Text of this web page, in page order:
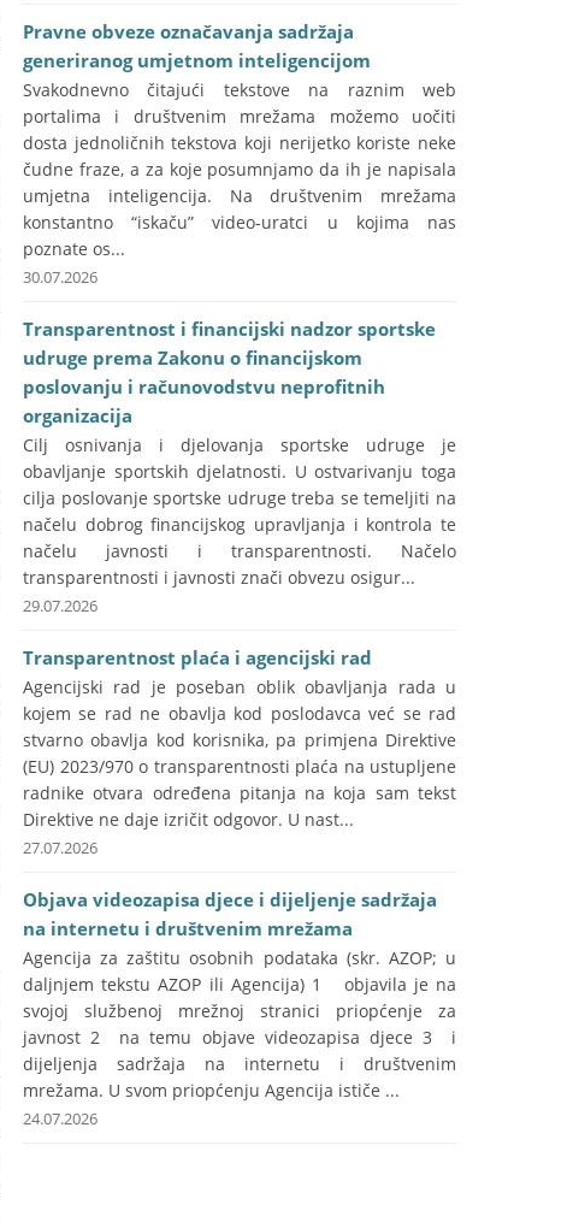
Pravne obveze označavanja sadržaja
generiranog umjetnom inteligencijom
Svakodnevno čitajući tekstove na raznim web
portalima i društvenim mrežama možemo uočiti
dosta jednoličnih tekstova koji nerijetko koriste neke
čudne fraze, a za koje posumnjamo da ih je napisala
umjetna inteligencija. Na društvenim mrežama
konstantno “iskaču” video-uratci u kojima nas
poznate os...
30.07.2026
Transparentnost i financijski nadzor sportske
udruge prema Zakonu o financijskom
poslovanju i računovodstvu neprofitnih
organizacija
Cilj osnivanja i djelovanja sportske udruge je
obavljanje sportskih djelatnosti. U ostvarivanju toga
cilja poslovanje sportske udruge treba se temeljiti na
načelu dobrog financijskog upravljanja i kontrola te
načelu javnosti i transparentnosti. Načelo
transparentnosti i javnosti znači obvezu osigur...
29.07.2026
Transparentnost plaća i agencijski rad
Agencijski rad je poseban oblik obavljanja rada u
kojem se rad ne obavlja kod poslodavca već se rad
stvarno obavlja kod korisnika, pa primjena Direktive
(EU) 2023/970 o transparentnosti plaća na ustupljene
radnike otvara određena pitanja na koja sam tekst
Direktive ne daje izričit odgovor. U nast...
27.07.2026
Objava videozapisa djece i dijeljenje sadržaja
na internetu i društvenim mrežama
Agencija za zaštitu osobnih podataka (skr. AZOP; u
daljnjem tekstu AZOP ili Agencija) 1 objavila je na
svojoj službenoj mrežnoj stranici priopćenje za
javnost 2 na temu objave videozapisa djece 3 i
dijeljenja sadržaja na internetu i društvenim
mrežama. U svom priopćenju Agencija ističe ...
24.07.2026